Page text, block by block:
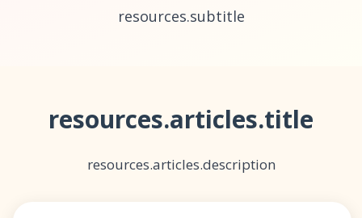
resources.subtitle
resources.articles.title
resources.articles.description